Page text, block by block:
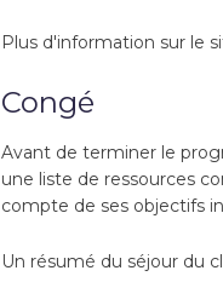
Plus d'information sur le
Congé
Avant de terminer le
une liste de ressources
compte de ses objectifs
Un résumé du séjour du